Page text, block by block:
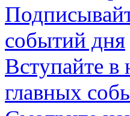
событий дня
Вступайте
главных